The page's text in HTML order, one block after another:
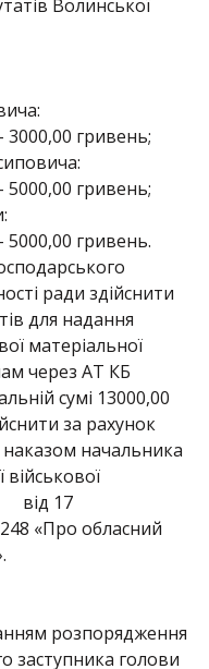
Волинської
3000,00 гривень;
5000,00 гривень;
5000,00 гривень.
ради здійснити
для надання
матеріальної
через АТ КБ
сумі 13000,00
за рахунок
начальника
військової
17
«Про обласний
розпорядження
заступника голови